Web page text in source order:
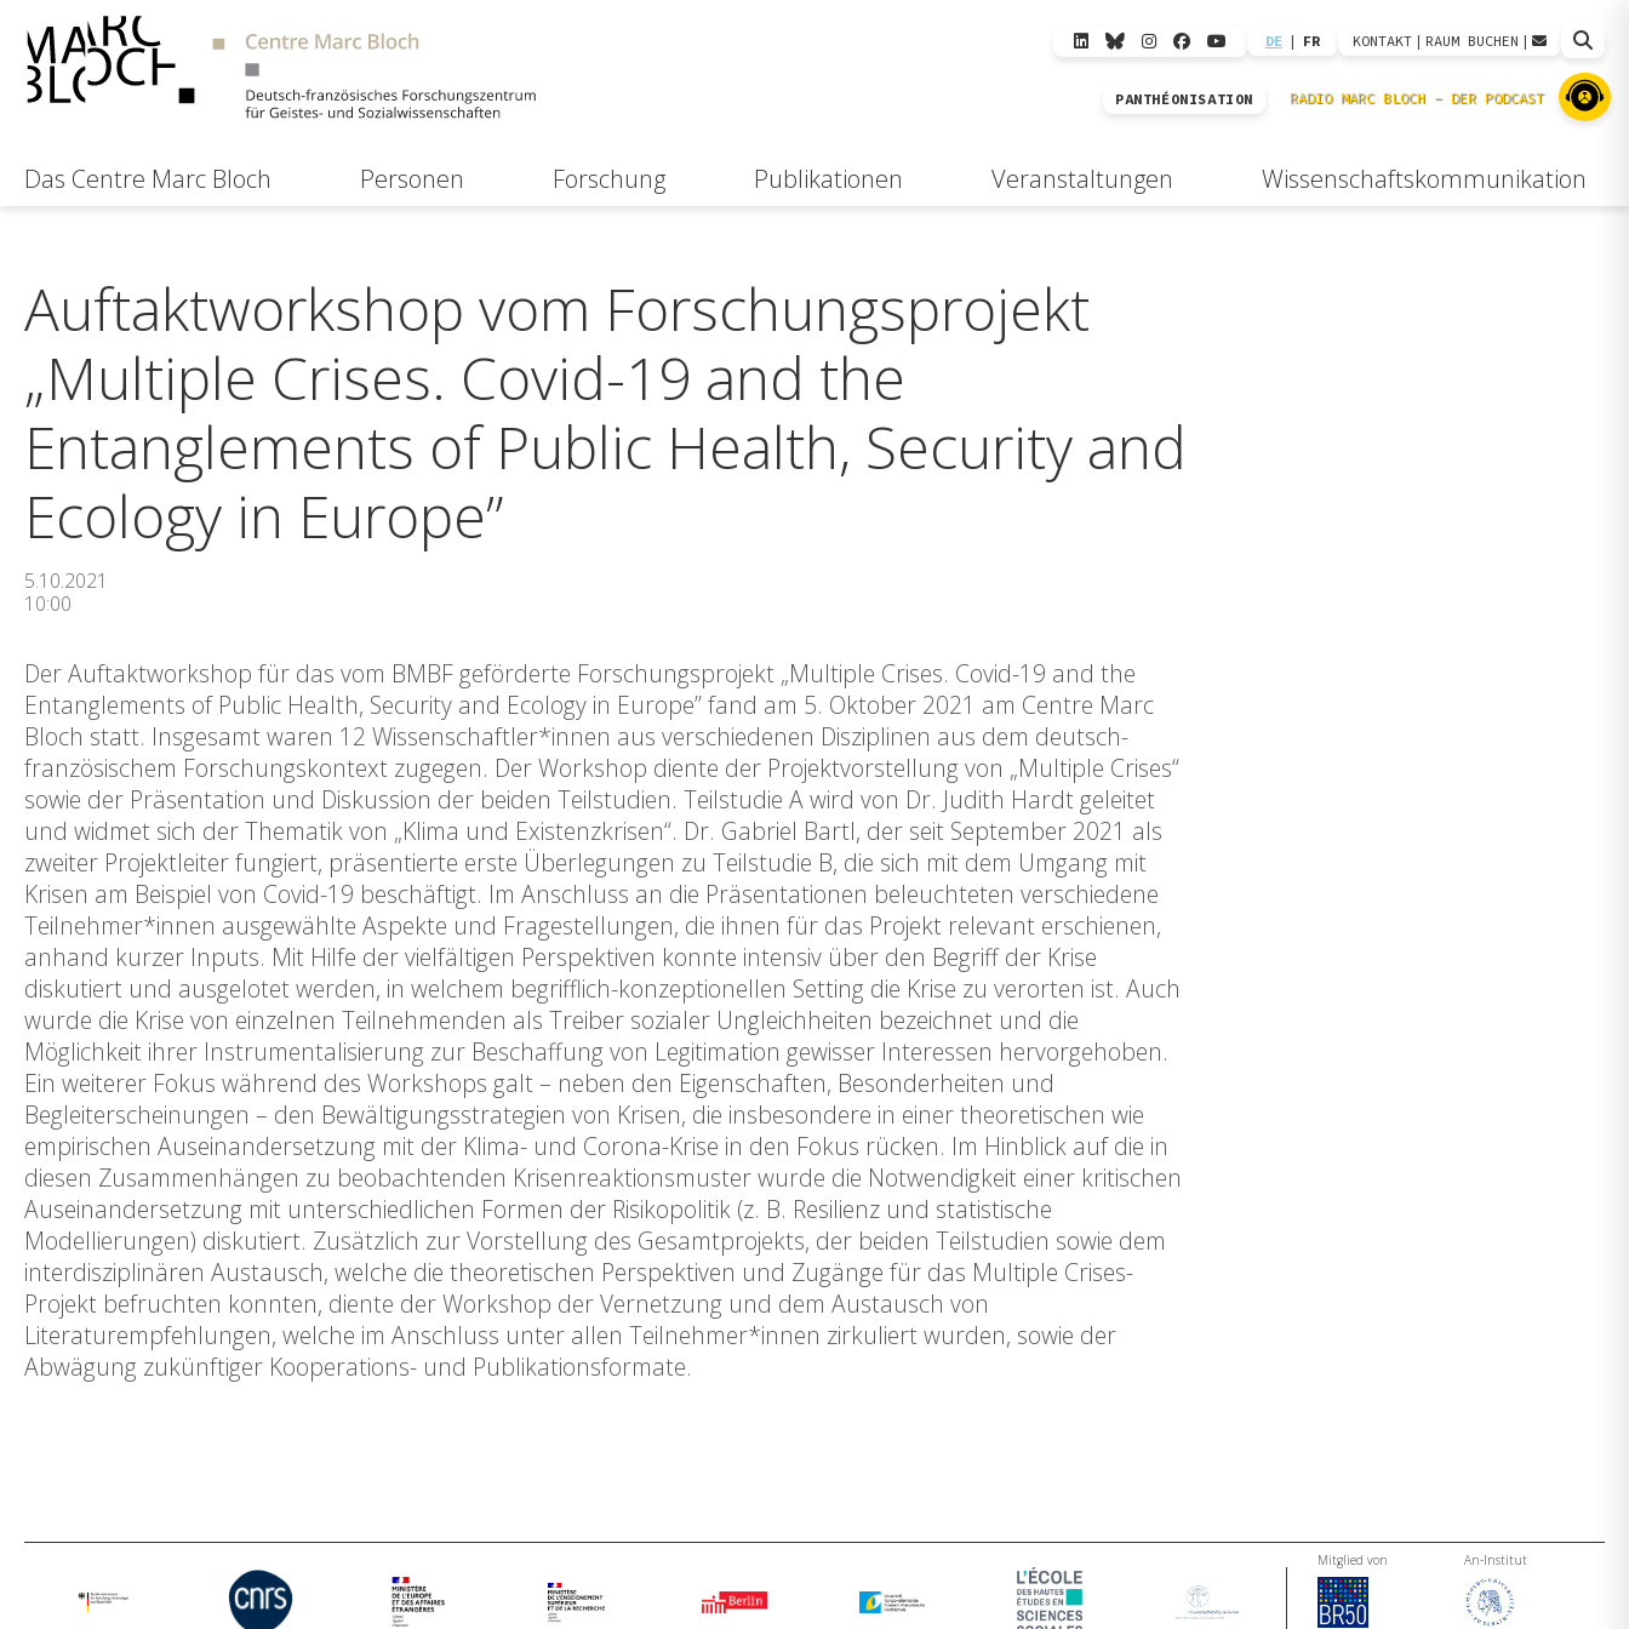
DE | FR KONTAKT | RAUM BUCHEN |
PANTHÉONISATION
Das Centre Marc Bloch Personen Forschung Publikationen Veranstaltungen Wissenschaftskommunikation
Auftaktworkshop vom Forschungsprojekt
„Multiple Crises. Covid-19 and the
Entanglements of Public Health, Security and
Ecology in Europe”
5.10.2021
10:00
Der Auftaktworkshop für das vom BMBF geförderte Forschungsprojekt „Multiple Crises. Covid-19 and the
Entanglements of Public Health, Security and Ecology in Europe” fand am 5. Oktober 2021 am Centre Marc
Bloch statt. Insgesamt waren 12 Wissenschaftler*innen aus verschiedenen Disziplinen aus dem deutsch-
französischem Forschungskontext zugegen. Der Workshop diente der Projektvorstellung von „Multiple Crises“
sowie der Präsentation und Diskussion der beiden Teilstudien. Teilstudie A wird von Dr. Judith Hardt geleitet
und widmet sich der Thematik von „Klima und Existenzkrisen“. Dr. Gabriel Bartl, der seit September 2021 als
zweiter Projektleiter fungiert, präsentierte erste Überlegungen zu Teilstudie B, die sich mit dem Umgang mit
Krisen am Beispiel von Covid-19 beschäftigt. Im Anschluss an die Präsentationen beleuchteten verschiedene
Teilnehmer*innen ausgewählte Aspekte und Fragestellungen, die ihnen für das Projekt relevant erschienen,
anhand kurzer Inputs. Mit Hilfe der vielfältigen Perspektiven konnte intensiv über den Begriff der Krise
diskutiert und ausgelotet werden, in welchem begrifflich-konzeptionellen Setting die Krise zu verorten ist. Auch
wurde die Krise von einzelnen Teilnehmenden als Treiber sozialer Ungleichheiten bezeichnet und die
Möglichkeit ihrer Instrumentalisierung zur Beschaffung von Legitimation gewisser Interessen hervorgehoben.
Ein weiterer Fokus während des Workshops galt – neben den Eigenschaften, Besonderheiten und
Begleiterscheinungen – den Bewältigungsstrategien von Krisen, die insbesondere in einer theoretischen wie
empirischen Auseinandersetzung mit der Klima- und Corona-Krise in den Fokus rücken. Im Hinblick auf die in
diesen Zusammenhängen zu beobachtenden Krisenreaktionsmuster wurde die Notwendigkeit einer kritischen
Auseinandersetzung mit unterschiedlichen Formen der Risikopolitik (z. B. Resilienz und statistische
Modellierungen) diskutiert. Zusätzlich zur Vorstellung des Gesamtprojekts, der beiden Teilstudien sowie dem
interdisziplinären Austausch, welche die theoretischen Perspektiven und Zugänge für das Multiple Crises-
Projekt befruchten konnten, diente der Workshop der Vernetzung und dem Austausch von
Literaturempfehlungen, welche im Anschluss unter allen Teilnehmer*innen zirkuliert wurden, sowie der
Abwägung zukünftiger Kooperations- und Publikationsformate.
Mitglied von An-Institut